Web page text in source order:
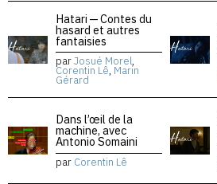
Hatari — Contes du
hasard et autres
fantaisies
parJosué Morel,
Corentin Lê, Marin
Gérard
Dans l’œil de la
machine, avec
Antonio Somaini
par Corentin Lê